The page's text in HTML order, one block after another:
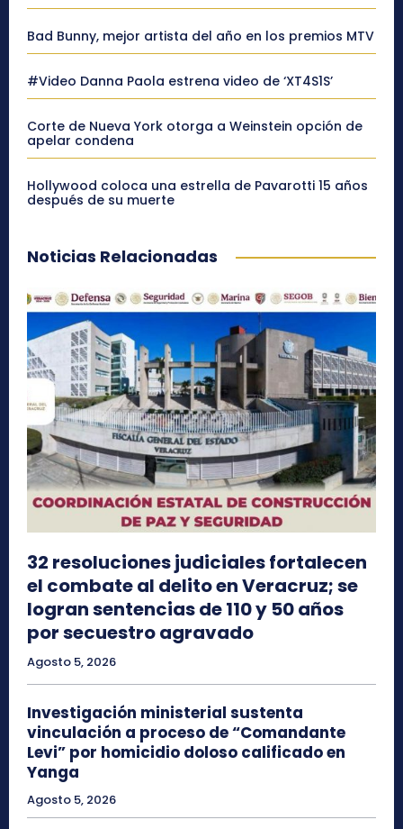
Bad Bunny, mejor artista del año en los premios MTV
#Video Danna Paola estrena video de ‘XT4S1S’
Corte de Nueva York otorga a Weinstein opción de
apelar condena
Hollywood coloca una estrella de Pavarotti 15 años
después de su muerte
Noticias Relacionadas
32 resoluciones judiciales fortalecen
el combate al delito en Veracruz; se
logran sentencias de 110 y 50 años
por secuestro agravado
Agosto 5, 2026
Investigación ministerial sustenta
vinculación a proceso de “Comandante
Levi” por homicidio doloso calificado en
Yanga
Agosto 5, 2026